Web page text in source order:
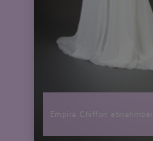
Empire Chiffon